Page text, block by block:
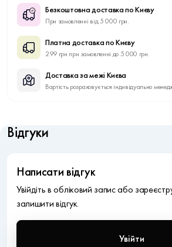
Безкоштовна доставка по Києву
При замовленні від 5 000 грн.
Платна доставка по Києву
299 грн при замовленні до 5 000 грн.
Доставка за межі Києва
Вартість розраховується індивідуально
Відгуки
Написати відгук
Увійдіть в обліковий запис або
залишити відгук.
Увійти